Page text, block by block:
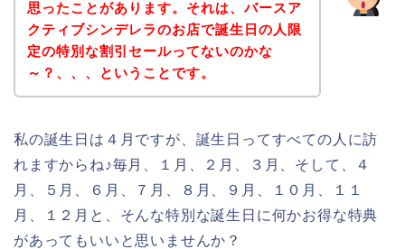
思ったことがあります。それは、バースア
クティブシンデレラのお店で誕生日の人限
定の特別な割引セールってないのかな
～？、、、ということです。
私の誕生日は４月ですが、誕生日ってすべての人に訪
れますからね♪毎月、１月、２月、３月、そして、４
月、５月、６月、７月、８月、９月、１０月、１１
月、１２月と、そんな特別な誕生日に何かお得な特典
があってもいいと思いませんか？